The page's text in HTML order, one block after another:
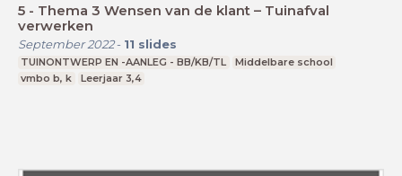
5 - Thema 3 Wensen van de klant – Tuinafval
verwerken
September 2022- 11 slides
TUINONTWERP EN -AANLEG - BB/KB/TL
Middelbare school
vmbo b, k
Leerjaar 3,4